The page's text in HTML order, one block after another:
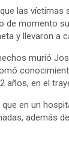
las víctimas
de momento
y llevaron a
murió
años, en el
en un
además